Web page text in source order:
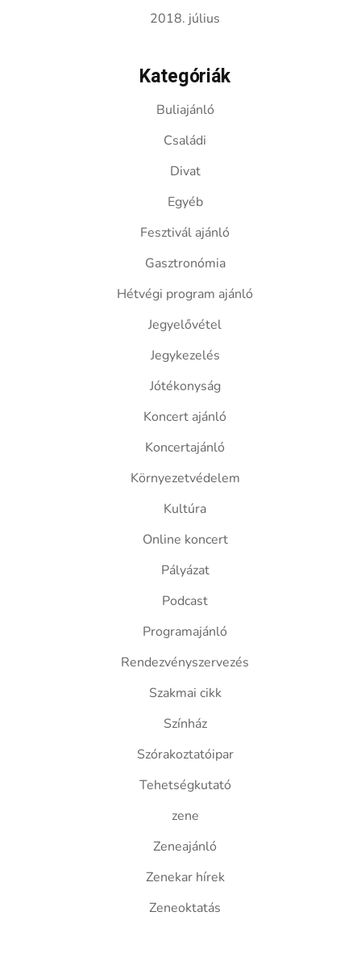
2018. július
Kategóriák
Buliajánló
Családi
Divat
Egyéb
Fesztivál ajánló
Gasztronómia
Hétvégi program ajánló
Jegyelővétel
Jegykezelés
Jótékonyság
Koncert ajánló
Koncertajánló
Környezetvédelem
Kultúra
Online koncert
Pályázat
Podcast
Programajánló
Rendezvényszervezés
Szakmai cikk
Színház
Szórakoztatóipar
Tehetségkutató
zene
Zeneajánló
Zenekar hírek
Zeneoktatás